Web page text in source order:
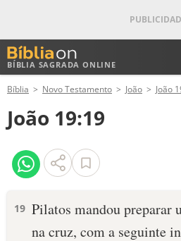
BÍBLIA SAGRADA ONLINE
ANTIGO TESTAMENTO
NOVO TESTAMENTO
VERSÍCULOS
PALAVRA DO DIA
Bíblia Novo Testamento João João
João 19:19
19 Pilatos mandou preparar
na cruz, com a seguinte